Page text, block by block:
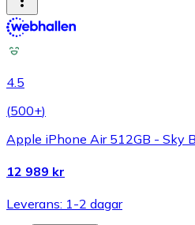
4.5
(500+)
Apple iPhone Air 512GB - Sky
12 989 kr
Leverans: 1-2 dagar